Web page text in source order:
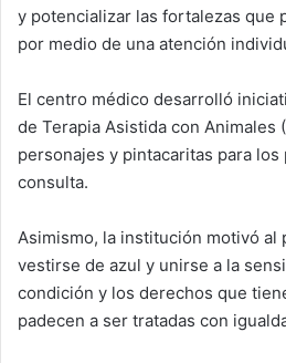
y potencializar las fortalezas que
por medio de una atención
El centro médico desarrolló
de Terapia Asistida con Animales
personajes y pintacaritas para
consulta.
Asimismo, la institución motivó al
vestirse de azul y unirse a la
condición y los derechos que
padecen a ser tratadas con